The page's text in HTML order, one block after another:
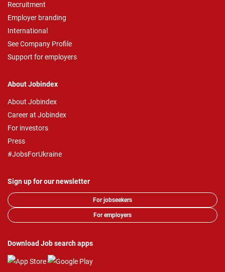
Recruitment
Employer branding
International
See Company Profile
Support for employers
About Jobindex
About Jobindex
Career at Jobindex
For investors
Press
#JobsForUkraine
Sign up for our newsletter
For jobseekers
For employers
Download Job search apps